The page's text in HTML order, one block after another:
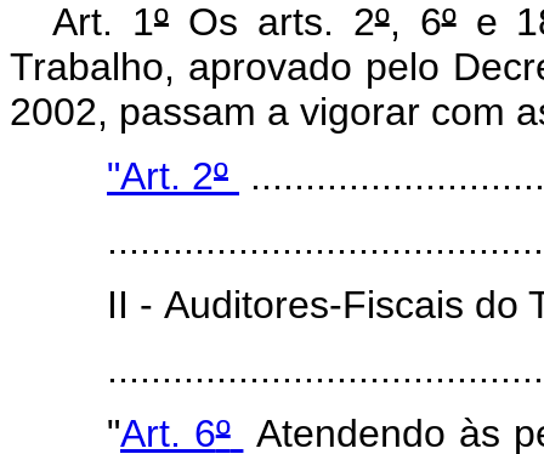
Art. 1ºOs arts. 2º, 6ºe
Trabalho, aprovado pelo
2002, passam a vigorar com
"Art. 2º
II - Auditores-Fiscais do
"Art. 6º Atendendo às